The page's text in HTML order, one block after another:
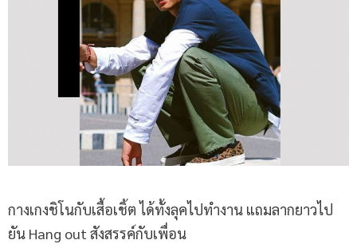
กางเกงชิโนกับเสื้อเชิ้ต ได้ทั้งลุคไปทำงาน แถมลากยาวไป
ยัน Hang out สังสรรค์กับเพื่อน